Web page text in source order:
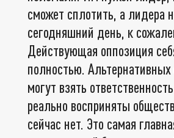
сможет сплотить, а лидера
сегодняшний день, к
Действующая оппозиция
полностью.
могут взять
реально восприняты
сейчас нет. Это самая